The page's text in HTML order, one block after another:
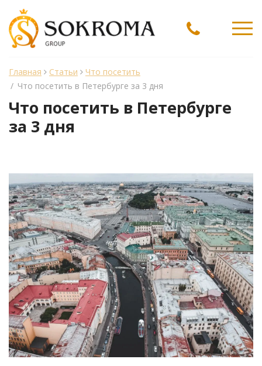
Главная Статьи
Что посетить
/ Что посетить в Петербурге за 3 дня
Что посетить в Петербурге
за 3 дня